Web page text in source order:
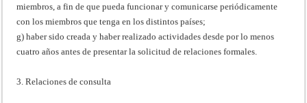
miembros, a fin de que pueda funcionar y comunicarse periódicamente
con los miembros que tenga en los distintos países;
g) haber sido creada y haber realizado actividades desde por lo menos
cuatro años antes de presentar la solicitud de relaciones formales.
3. Relaciones de consulta